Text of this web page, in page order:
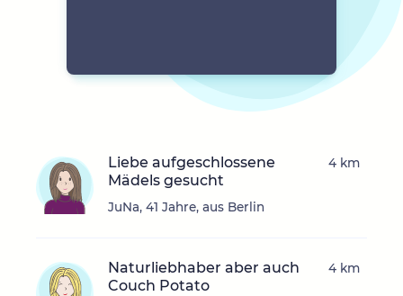
Liebe aufgeschlossene
Mädels gesucht
JuNa, 41 Jahre, aus Berlin
4 km
Naturliebhaber aber auch
Couch Potato
4 km